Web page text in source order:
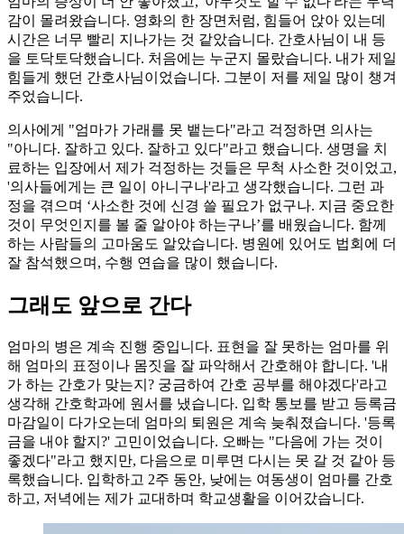
감이 몰려왔습니다. 영화의 한 장면처럼, 힘들어 앉아 있는데
시간은 너무 빨리 지나가는 것 같았습니다. 간호사님이 내 등
을 토닥토닥했습니다. 처음에는 누군지 몰랐습니다. 내가 제일
힘들게 했던 간호사님이었습니다. 그분이 저를 제일 많이 챙겨
주었습니다.
의사에게 "엄마가 가래를 못 뱉는다"라고 걱정하면 의사는
"아니다. 잘하고 있다. 잘하고 있다"라고 했습니다. 생명을 치
료하는 입장에서 제가 걱정하는 것들은 무척 사소한 것이었고,
'의사들에게는 큰 일이 아니구나'라고 생각했습니다. 그런 과
정을 겪으며 ‘사소한 것에 신경 쓸 필요가 없구나. 지금 중요한
것이 무엇인지를 볼 줄 알아야 하는구나’를 배웠습니다. 함께
하는 사람들의 고마움도 알았습니다. 병원에 있어도 법회에 더
잘 참석했으며, 수행 연습을 많이 했습니다.
그래도 앞으로 간다
엄마의 병은 계속 진행 중입니다. 표현을 잘 못하는 엄마를 위
해 엄마의 표정이나 몸짓을 잘 파악해서 간호해야 합니다. '내
가 하는 간호가 맞는지? 궁금하여 간호 공부를 해야겠다'라고
생각해 간호학과에 원서를 냈습니다. 입학 통보를 받고 등록금
마감일이 다가오는데 엄마의 퇴원은 계속 늦춰졌습니다. '등록
금을 내야 할지?' 고민이었습니다. 오빠는 "다음에 가는 것이
좋겠다"라고 했지만, 다음으로 미루면 다시는 못 갈 것 같아 등
록했습니다. 입학하고 2주 동안, 낮에는 여동생이 엄마를 간호
하고, 저녁에는 제가 교대하며 학교생활을 이어갔습니다.